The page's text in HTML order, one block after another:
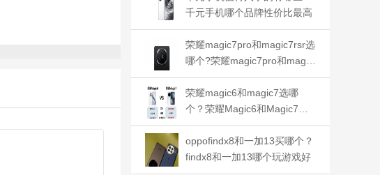
千元手机哪个品牌性价比最高
荣耀magic7pro和magic7rsr选
哪个?荣耀magic7pro和magic
7rsr对比哪个好
荣耀magic6和magic7选哪
个？荣耀Magic6和Magic7对
比哪个好
oppofindx8和一加13买哪个？
findx8和一加13哪个玩游戏好